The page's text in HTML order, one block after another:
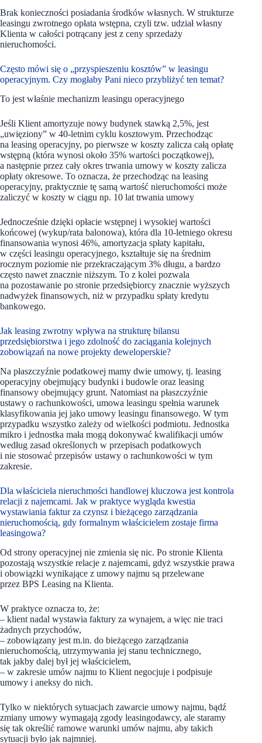
Brak konieczności posiadania środków własnych. W strukturze
leasingu zwrotnego opłata wstępna, czyli tzw. udział własny
Klienta w całości potrącany jest z ceny sprzedaży
nieruchomości.
Często mówi się o „przyspieszeniu kosztów” w leasingu
operacyjnym. Czy mogłaby Pani nieco przybliżyć ten temat?
To jest właśnie mechanizm leasingu operacyjnego
Jeśli Klient amortyzuje nowy budynek stawką 2,5%, jest
„uwięziony” w 40-letnim cyklu kosztowym. Przechodząc
na leasing operacyjny, po pierwsze w koszty zalicza całą opłatę
wstępną (która wynosi około 35% wartości początkowej),
a następnie przez cały okres trwania umowy w koszty zalicza
opłaty okresowe. To oznacza, że przechodząc na leasing
operacyjny, praktycznie tę samą wartość nieruchomości może
zaliczyć w koszty w ciągu np. 10 lat trwania umowy
Jednocześnie dzięki opłacie wstępnej i wysokiej wartości
końcowej (wykup/rata balonowa), która dla 10-letniego okresu
finansowania wynosi 46%, amortyzacja spłaty kapitału,
w części leasingu operacyjnego, kształtuje się na średnim
rocznym poziomie nie przekraczającym 3% długu, a bardzo
często nawet znacznie niższym. To z kolei pozwala
na pozostawanie po stronie przedsiębiorcy znacznie wyższych
nadwyżek finansowych, niż w przypadku spłaty kredytu
bankowego.
Jak leasing zwrotny wpływa na strukturę bilansu
przedsiębiorstwa i jego zdolność do zaciągania kolejnych
zobowiązań na nowe projekty deweloperskie?
Na płaszczyźnie podatkowej mamy dwie umowy, tj. leasing
operacyjny obejmujący budynki i budowle oraz leasing
finansowy obejmujący grunt. Natomiast na płaszczyźnie
ustawy o rachunkowości, umowa leasingu spełnia warunek
klasyfikowania jej jako umowy leasingu finansowego. W tym
przypadku wszystko zależy od wielkości podmiotu. Jednostka
mikro i jednostka mała mogą dokonywać kwalifikacji umów
według zasad określonych w przepisach podatkowych
i nie stosować przepisów ustawy o rachunkowości w tym
zakresie.
Dla właściciela nieruchmości handlowej kluczowa jest kontrola
relacji z najemcami. Jak w praktyce wygląda kwestia
wystawiania faktur za czynsz i bieżącego zarządzania
nieruchomością, gdy formalnym właścicielem zostaje firma
leasingowa?
Od strony operacyjnej nie zmienia się nic. Po stronie Klienta
pozostają wszystkie relacje z najemcami, gdyż wszystkie prawa
i obowiązki wynikające z umowy najmu są przelewane
przez BPS Leasing na Klienta.
W praktyce oznacza to, że:
– klient nadal wystawia faktury za wynajem, a więc nie traci
żadnych przychodów,
– zobowiązany jest m.in. do bieżącego zarządzania
nieruchomością, utrzymywania jej stanu technicznego,
tak jakby dalej był jej właścicielem,
– w zakresie umów najmu to Klient negocjuje i podpisuje
umowy i aneksy do nich.
Tylko w niektórych sytuacjach zawarcie umowy najmu, bądź
zmiany umowy wymagają zgody leasingodawcy, ale staramy
się tak określić ramowe warunki umów najmu, aby takich
sytuacji było jak najmniej.